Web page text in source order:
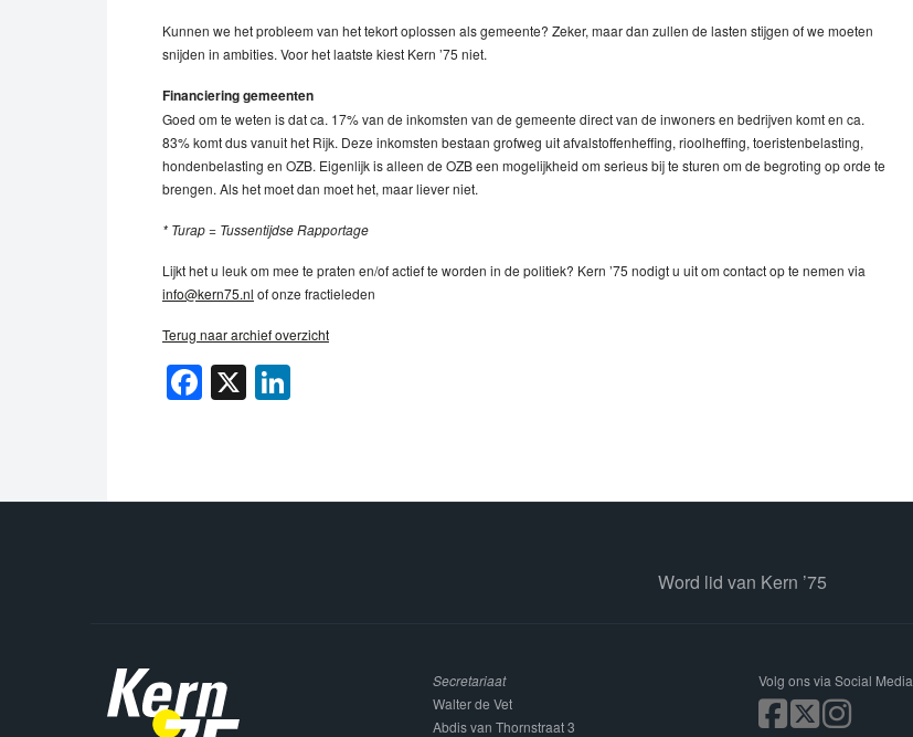
Kunnen we het probleem van het tekort oplossen als gemeente? Zeker, maar dan zullen de lasten stijgen of we moeten
snijden in ambities. Voor het laatste kiest Kern ’75 niet.
Financiering gemeenten
Goed om te weten is dat ca. 17% van de inkomsten van de gemeente direct van de inwoners en bedrijven komt en ca.
83% komt dus vanuit het Rijk. Deze inkomsten bestaan grofweg uit afvalstoffenheffing, rioolheffing, toeristenbelasting,
hondenbelasting en OZB. Eigenlijk is alleen de OZB een mogelijkheid om serieus bij te sturen om de begroting op orde te
brengen. Als het moet dan moet het, maar liever niet.
* Turap = Tussentijdse Rapportage
Lijkt het u leuk om mee te praten en/of actief te worden in de politiek? Kern ’75 nodigt u uit om contact op te nemen via
info@kern75.nl of onze fractieleden
Terug naar archief overzicht
Facebook
X
Word lid van Kern ’75
Secretariaat
Walter de Vet
Abdis van Thornstraat 3
Volg ons via Social Media